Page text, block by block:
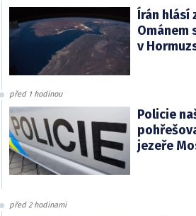
Írán hlásí
Ománem
v
před 1 hodinou
Policie
jezeře
před 2 hodinami